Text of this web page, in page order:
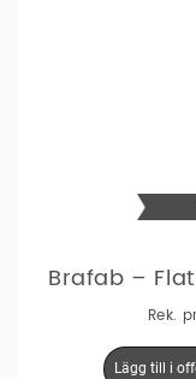
Brafab –
Rek.
Lägg till i